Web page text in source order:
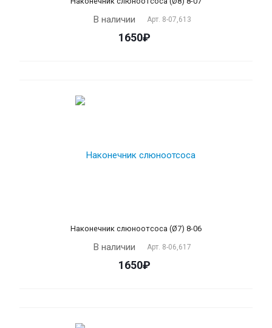
В наличии Арт. 8-07,613
1650₽
Наконечник слюноотсоса (Ø7) 8-06
В наличии Арт. 8-06,617
1650₽